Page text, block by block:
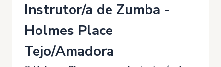
Instrutor/a de Zumba -
Holmes Place
Tejo/Amadora